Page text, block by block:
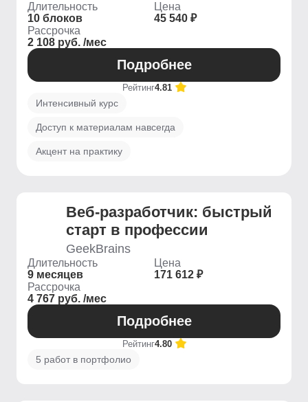
Длительность
10 блоков
Цена
45 540 ₽
Рассрочка
2 108 руб. /мес
Подробнее
Рейтинг4.81
Интенсивный курс
Доступ к материалам навсегда
Акцент на практику
Веб-разработчик: быстрый
старт в профессии
GeekBrains
Длительность
9 месяцев
Цена
171 612 ₽
Рассрочка
4 767 руб. /мес
Подробнее
Рейтинг4.80
5 работ в портфолио